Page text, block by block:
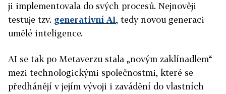
ji implementovala do svých procesů. Nejnověji
testuje tzv. generativní AI, tedy novou generaci
umělé inteligence.
AI se tak po Metaverzu stala „novým zaklínadlem“
mezi technologickými společnostmi, které se
předhánějí v jejím vývoji i zavádění do vlastních